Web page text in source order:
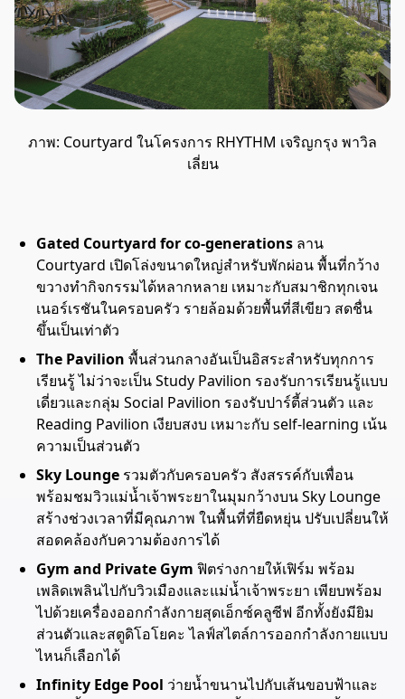
ภาพ: Courtyard ในโครงการ RHYTHM เจริญกรุง พาวิล
เลี่ยน
Gated Courtyard for co-generations ลาน
Courtyard เปิดโล่งขนาดใหญ่สำหรับพักผ่อน พื้นที่กว้าง
ขวางทำกิจกรรมได้หลากหลาย เหมาะกับสมาชิกทุกเจน
เนอร์เรชันในครอบครัว รายล้อมด้วยพื้นที่สีเขียว สดชื่น
ขึ้นเป็นเท่าตัว
The Pavilion พื้นส่วนกลางอันเป็นอิสระสำหรับทุกการ
เรียนรู้ ไม่ว่าจะเป็น Study Pavilion รองรับการเรียนรู้แบบ
เดี่ยวและกลุ่ม Social Pavilion รองรับปาร์ตี้ส่วนตัว และ
Reading Pavilion เงียบสงบ เหมาะกับ self-learning เน้น
ความเป็นส่วนตัว
Sky Lounge รวมตัวกับครอบครัว สังสรรค์กับเพื่อน
พร้อมชมวิวแม่น้ำเจ้าพระยาในมุมกว้างบน Sky Lounge
สร้างช่วงเวลาที่มีคุณภาพ ในพื้นที่ที่ยืดหยุ่น ปรับเปลี่ยนให้
สอดคล้องกับความต้องการได้
Gym and Private Gym ฟิตร่างกายให้เฟิร์ม พร้อม
เพลิดเพลินไปกับวิวเมืองและแม่น้ำเจ้าพระยา เพียบพร้อม
ไปด้วยเครื่องออกกำลังกายสุดเอ็กซ์คลูซีฟ อีกทั้งยังมียิม
ส่วนตัวและสตูดิโอโยคะ ไลฟ์สไตล์การออกกำลังกายแบบ
ไหนก็เลือกได้
Infinity Edge Pool ว่ายน้ำขนานไปกับเส้นขอบฟ้าและ